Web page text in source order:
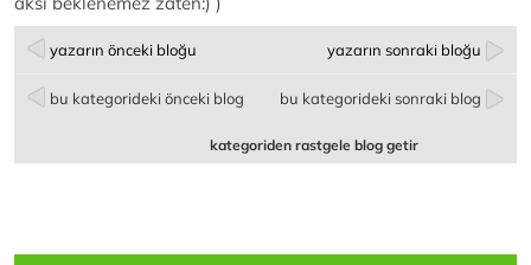
yazarın önceki bloğu yazarın sonraki bloğu
bu kategorideki önceki blog bu kategorideki sonraki blog
kategoriden rastgele blog getir